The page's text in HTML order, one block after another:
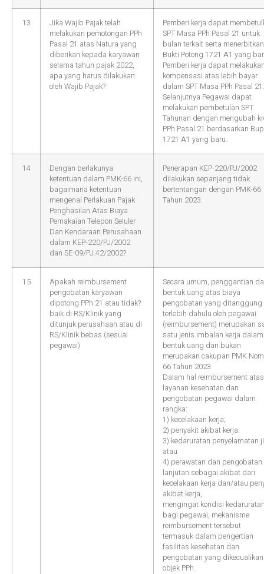
13
Jika Wajib Pajak telah
melakukan pemotongan PPh
Pasal 21 atas Natura yang
diberikan kepada karyawan
selama tahun pajak 2022,
apa yang harus dilakukan
oleh Wajib Pajak?
Pemberi kerja dapat
SPT Masa PPh Pasal 21 untuk
bulan terkait serta menerbitkan
Bukti Potong 1721 A1 yang
Pemberi kerja dapat
kompensasi atas lebih bayar
dalam SPT Masa PPh Pasal 21.
Selanjutnya Pegawai dapat
melakukan pembetulan SPT
Tahunan dengan mengubah
PPh Pasal 21 berdasarkan
1721 A1 yang baru.
14
Dengan berlakunya
ketentuan dalam PMK-66 ini,
bagaimana ketentuan
mengenai Perlakuan Pajak
Penghasilan Atas Biaya
Pemakaian Telepon Seluler
Dan Kendaraan Perusahaan
dalam KEP-220/PJ/2002
dan SE-09/PJ.42/2002?
Penerapan KEP-220/PJ/2002
dilakukan sepanjang tidak
bertentangan dengan PMK-66
Tahun 2023.
15
Apakah reimbursement
pengobatan karyawan
dipotong PPh 21 atau tidak?
baik di RS/Klinik yang
ditunjuk perusahaan atau di
RS/Klinik bebas (sesuai
pegawai)
Secara umum, penggantian
bentuk uang atas biaya
pengobatan yang ditanggung
terlebih dahulu oleh pegawai
(reimbursement) merupakan
satu jenis imbalan kerja dalam
bentuk uang dan bukan
merupakan cakupan PMK
66 Tahun 2023.
Dalam hal reimbursement atas
layanan kesehatan dan
pengobatan pegawai dalam
rangka:
1) kecelakaan kerja;
2) penyakit akibat kerja;
3) kedaruratan penyelamatan
atau
4) perawatan dan pengobatan
lanjutan sebagai akibat dari
kecelakaan kerja dan/atau
akibat kerja,
mengingat kondisi
bagi pegawai, mekanisme
reimbursement tersebut
termasuk dalam pengertian
fasilitas kesehatan dan
pengobatan yang
objek PPh.